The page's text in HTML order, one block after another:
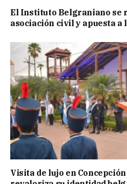
El Instituto Belgraniano se
asociación civil y apuesta a
Visita de lujo en